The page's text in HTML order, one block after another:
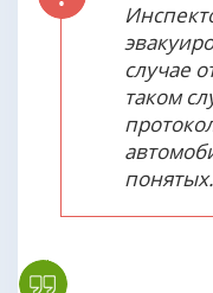
случае
таком
понятых.